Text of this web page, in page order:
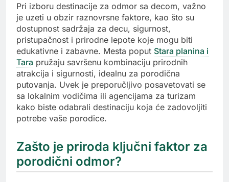
Pri izboru destinacije za odmor sa decom, važno
je uzeti u obzir raznovrsne faktore, kao što su
dostupnost sadržaja za decu, sigurnost,
pristupačnost i prirodne lepote koje mogu biti
edukativne i zabavne. Mesta poput Stara planina i
Tara pružaju savršenu kombinaciju prirodnih
atrakcija i sigurnosti, idealnu za porodična
putovanja. Uvek je preporučljivo posavetovati se
sa lokalnim vodičima ili agencijama za turizam
kako biste odabrali destinaciju koja će zadovoljiti
potrebe vaše porodice.
Zašto je priroda ključni faktor za
porodični odmor?